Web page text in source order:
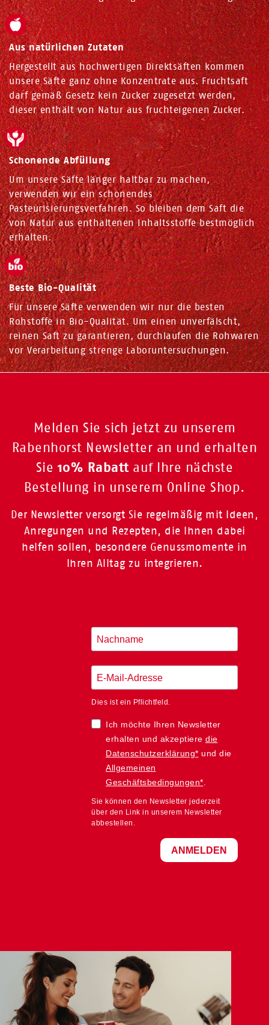
Aus natürlichen Zutaten
Hergestellt aus hochwertigen Direktsäften kommen
unsere Säfte ganz ohne Konzentrate aus. Fruchtsaft
darf gemäß Gesetz kein Zucker zugesetzt werden,
dieser enthält von Natur aus fruchteigenen Zucker.
Schonende Abfüllung
Um unsere Säfte länger haltbar zu machen,
verwenden wir ein schonendes
Pasteurisierungsverfahren. So bleiben dem Saft die
von Natur aus enthaltenen Inhaltsstoffe bestmöglich
erhalten.
Beste Bio-Qualität
Für unsere Säfte verwenden wir nur die besten
Rohstoffe in Bio-Qualität. Um einen unverfälscht,
reinen Saft zu garantieren, durchlaufen die Rohwaren
vor Verarbeitung strenge Laboruntersuchungen.
Melden Sie sich jetzt zu unserem
Rabenhorst Newsletter an und erhalten
Sie 10% Rabattauf Ihre nächste
Bestellung in unserem Online Shop.
Der Newsletter versorgt Sie regelmäßig mit Ideen,
Anregungen und Rezepten, die Ihnen dabei
helfen sollen, besondere Genussmomente in
Ihren Alltag zu integrieren.
Dies ist ein Pflichtfeld.
Ich möchte Ihren Newsletter
erhalten und akzeptiere die
Datenschutzerklärung* und die
Allgemeinen
Geschäftsbedingungen*.
Sie können den Newsletter jederzeit
über den Link in unserem Newsletter
abbestellen.
ANMELDEN